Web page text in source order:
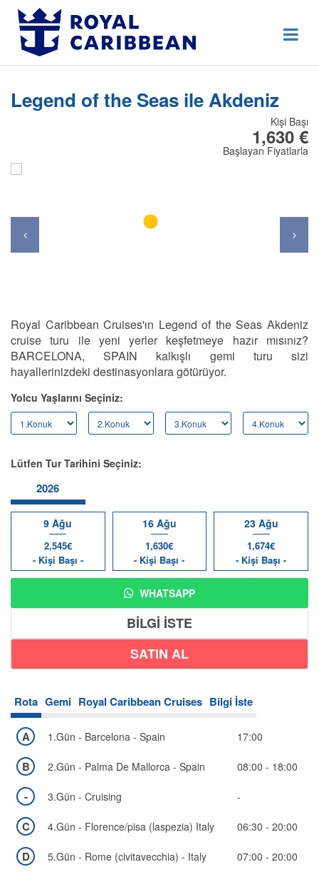
Anasayfa
Destek Hattı 444 80 92
Legend of the Seas ile Akdeniz
Kişi Başı
1,630 €
Başlayan Fiyatlarla
Royal Caribbean Cruises'ın Legend of the Seas Akdeniz
cruise turu ile yeni yerler keşfetmeye hazır mısınız?
BARCELONA, SPAIN kalkışlı gemi turu sizi
hayallerinizdeki destinasyonlara götürüyor.
Yolcu Yaşlarını Seçiniz:
Lütfen Tur Tarihini Seçiniz:
2026
9 Ağu
2,545€
- Kişi Başı -
16 Ağu
1,630€
- Kişi Başı -
23 Ağu
1,674€
- Kişi Başı -
WHATSAPP
BİLGİ İSTE
Rota Gemi Royal Caribbean Cruises Bilgi İste
A 1.Gün - Barcelona - Spain 17:00
B 2.Gün - Palma De Mallorca - Spain 08:00 - 18:00
- 3.Gün - Cruising -
C 4.Gün - Florence/pisa (laspezia) Italy 06:30 - 20:00
D 5.Gün - Rome (civitavecchia) - Italy 07:00 - 20:00